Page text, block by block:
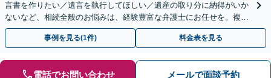
言書を作りたい／遺言を執行してほしい／遺産の取り分に納得がいか
ないなど、相続全般のお悩みは、経験豊富な弁護士にお任せを。複雑
な問題も粘り強く対応し、解決に導きます。
事例を見る(1件) 料金表を見る
電話でお問い合わせ メールで面談予約